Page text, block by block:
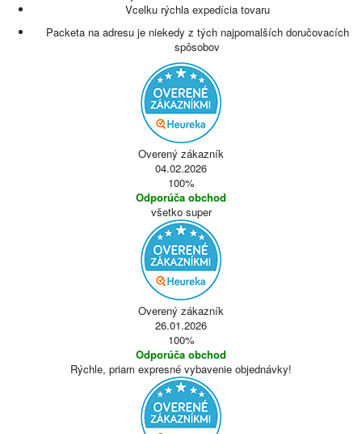
Vcelku rýchla expedícia tovaru
Packeta na adresu je niekedy z tých najpomalších doručovacích
spôsobov
Overený zákazník
04.02.2026
100%
Odporúča obchod
všetko super
Overený zákazník
26.01.2026
100%
Odporúča obchod
Rýchle, priam expresné vybavenie objednávky!